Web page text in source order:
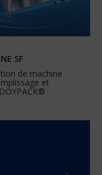
SF
de machine
et